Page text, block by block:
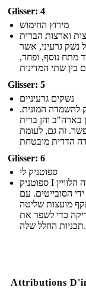
Glisser: 4
מירוץ החימוש
וארצות הברית
נשק גרעיני, אשר
מתח נוסף, ופחד,
Glisser: 5
נשקים גרעיניים
להשמדה המונית.
פצצות אטום על יפן גרעיני ב -1945, הן בארה"ב והן ברית
זה גם, לעומת
Glisser: 6
ספוטניק לי
ספוטניק I הוא שמו של גרורה סובייטית השיקה בשנת 1959. זה היה הלוויין
הסובייטים. עם
מועצות שליטה
כדי לשפר את
תכניות החלל שלה.
Attributions